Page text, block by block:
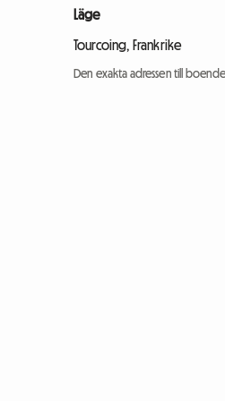
Läge
Tourcoing, Frankrike
Den exakta adressen till